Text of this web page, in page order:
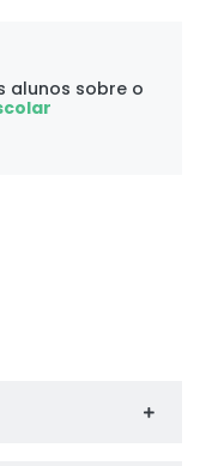
alunos sobre o